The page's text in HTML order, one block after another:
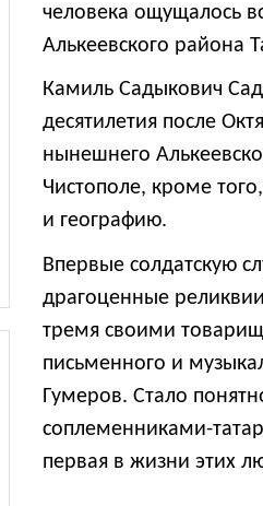
человека ощущалось
Алькеевского района
Камиль Садыкович
десятилетия после
нынешнего
Чистополе, кроме
и географию.
Впервые солдатскую
драгоценные
тремя своими
письменного и
Гумеров. Стало
соплеменниками-
первая в жизни этих